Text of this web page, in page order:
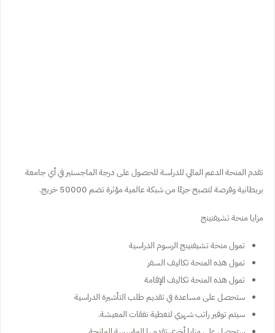
تقدم المنحة الدعم المالي للدراسة للحصول على درجة الماجستير في أي جامعة
بريطانية وفرصة لتصبح جزءًا من شبكة عالمية مؤثرة تضم 50000 خريج.
مزايا منحة تشيفنينج
تمول منحة تشيفنينج الرسوم الدراسية
تمول هذه المنحة تكاليف السفر
تمول هذه المنحة تكاليف الإقامة
ستحصل على مساعدة في تقديم طلب التأشيرة الدراسية
سيتم توفير راتب شهري لتغطية نفقات المعيشة.